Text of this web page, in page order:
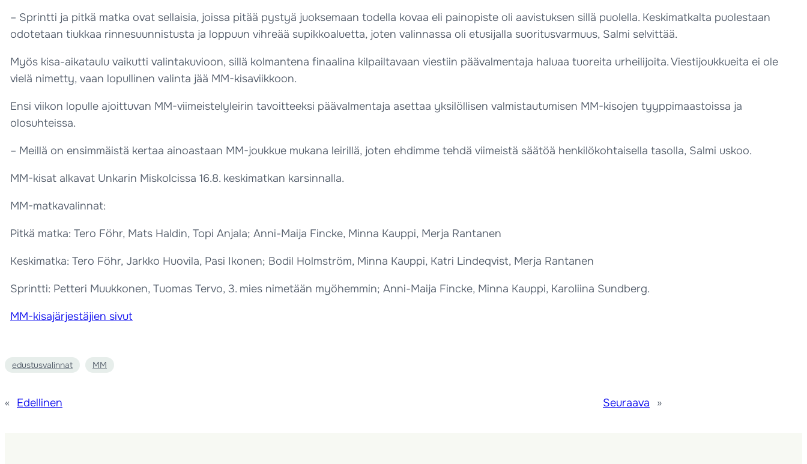
– Sprintti ja pitkä matka ovat sellaisia, joissa pitää pystyä juoksemaan todella kovaa eli painopiste oli aavistuksen sillä puolella. Keskimatkalta puolestaan
odotetaan tiukkaa rinnesuunnistusta ja loppuun vihreää supikkoaluetta, joten valinnassa oli etusijalla suoritusvarmuus, Salmi selvittää.
Myös kisa-aikataulu vaikutti valintakuvioon, sillä kolmantena finaalina kilpailtavaan viestiin päävalmentaja haluaa tuoreita urheilijoita. Viestijoukkueita ei ole
vielä nimetty, vaan lopullinen valinta jää MM-kisaviikkoon.
Ensi viikon lopulle ajoittuvan MM-viimeistelyleirin tavoitteeksi päävalmentaja asettaa yksilöllisen valmistautumisen MM-kisojen tyyppimaastoissa ja
olosuhteissa.
– Meillä on ensimmäistä kertaa ainoastaan MM-joukkue mukana leirillä, joten ehdimme tehdä viimeistä säätöä henkilökohtaisella tasolla, Salmi uskoo.
MM-kisat alkavat Unkarin Miskolcissa 16.8. keskimatkan karsinnalla.
MM-matkavalinnat:
Pitkä matka: Tero Föhr, Mats Haldin, Topi Anjala; Anni-Maija Fincke, Minna Kauppi, Merja Rantanen
Keskimatka: Tero Föhr, Jarkko Huovila, Pasi Ikonen; Bodil Holmström, Minna Kauppi, Katri Lindeqvist, Merja Rantanen
Sprintti: Petteri Muukkonen, Tuomas Tervo, 3. mies nimetään myöhemmin; Anni-Maija Fincke, Minna Kauppi, Karoliina Sundberg.
MM-kisajärjestäjien sivut
edustusvalinnat MM
« Edellinen Seuraava »